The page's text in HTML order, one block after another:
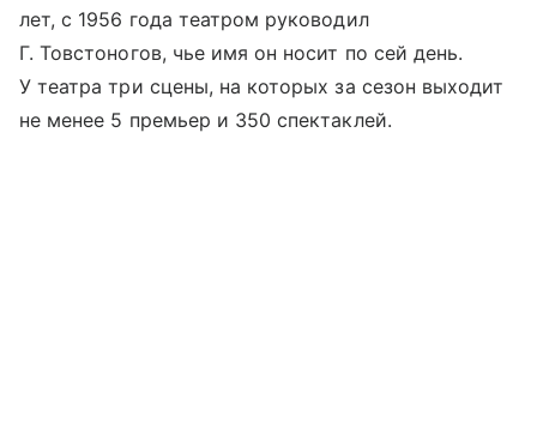
лет, с 1956 года театром руководил
Г. Товстоногов, чье имя он носит по сей день.
У театра три сцены, на которых за сезон выходит
не менее 5 премьер и 350 спектаклей.